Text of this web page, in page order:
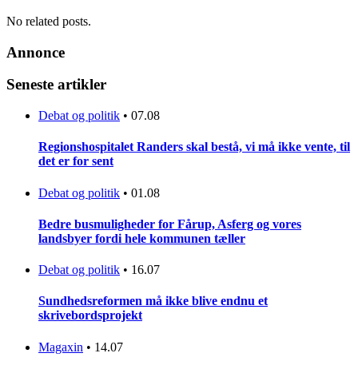
No related posts.
Annonce
Seneste artikler
Debat og politik • 07.08
Regionshospitalet Randers skal bestå, vi må ikke vente, til
det er for sent
Debat og politik • 01.08
Bedre busmuligheder for Fårup, Asferg og vores
landsbyer fordi hele kommunen tæller
Debat og politik • 16.07
Sundhedsreformen må ikke blive endnu et
skrivebordsprojekt
Magaxin • 14.07